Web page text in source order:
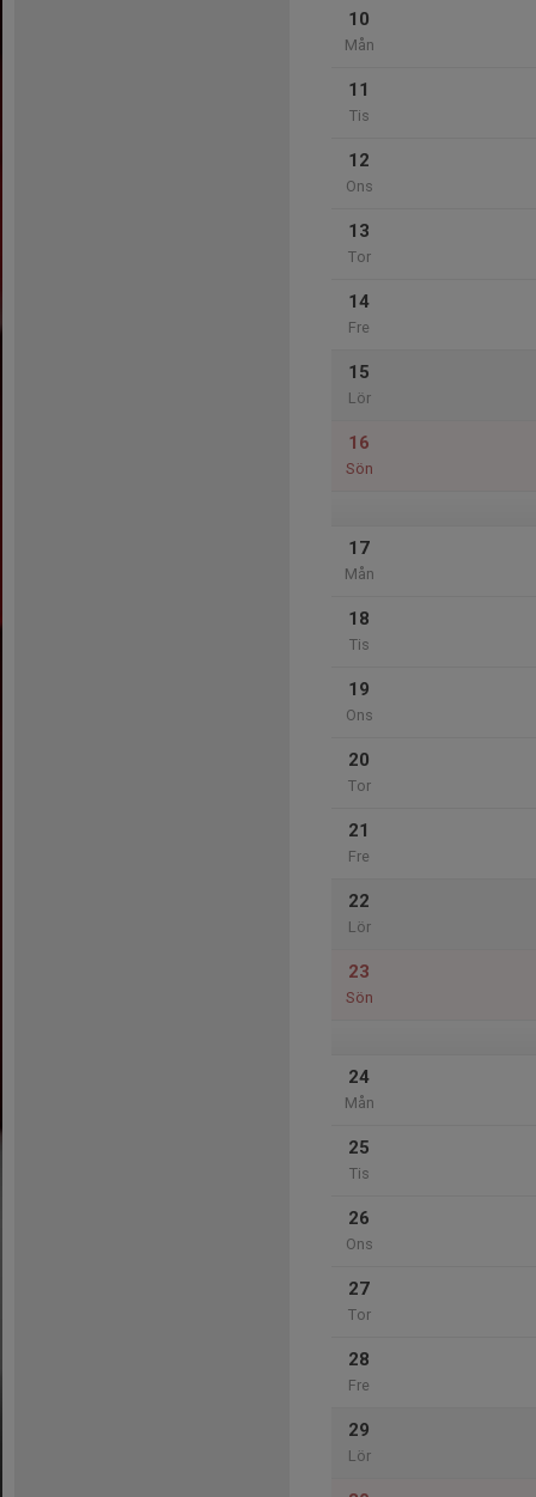
10
Mån
11
Tis
12
Ons
13
Tor
14
Fre
15
Lör
16
Sön
17
Mån
18
Tis
19
Ons
20
Tor
21
Fre
22
Lör
23
Sön
24
Mån
25
Tis
26
Ons
27
Tor
28
Fre
29
Lör